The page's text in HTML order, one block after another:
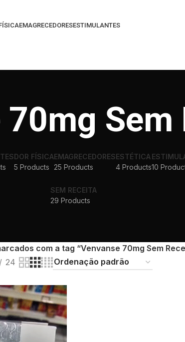
EMAGRECEDORESESTIMULANTES
Sem
DOR FÍSICA
5 Products
EMAGRECEDORES
25 Products
ESTÉTICA
4 Products10
SEM RECEITA
29 Products
com a tag “Venvanse 70mg Sem
24